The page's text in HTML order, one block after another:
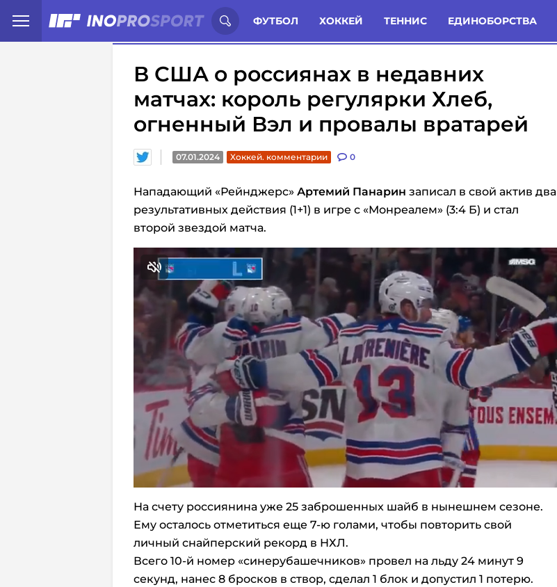
ФУТБОЛ ХОККЕЙ ТЕННИС ЕДИНОБОРСТВА
Иностранцы о спорте России: Статьи Комменты Новости
В США о россиянах в недавних
матчах: король регулярки Хлеб,
огненный Вэл и провалы вратарей
07.01.2024 Хоккей. комментарии 0
Нападающий «Рейнджерс» Артемий Панарин записал в свой актив два
результативных действия (1+1) в игре с «Монреалем» (3:4 Б) и стал
второй звездой матча.
На счету россиянина уже 25 заброшенных шайб в нынешнем сезоне.
Ему осталось отметиться еще 7-ю голами, чтобы повторить свой
личный снайперский рекорд в НХЛ.
Всего 10-й номер «синерубашечников» провел на льду 24 минут 9
секунд, нанес 8 бросков в створ, сделал 1 блок и допустил 1 потерю.